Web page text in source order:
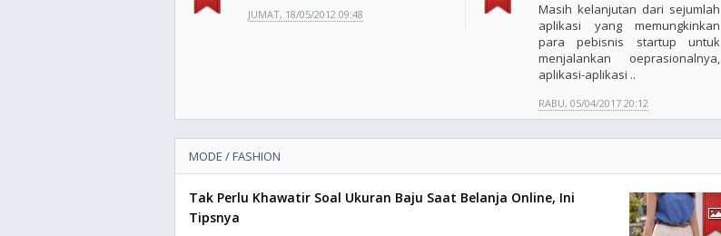
JUMAT, 18/05/2012 09:48
Masih kelanjutan dari sejumlah
aplikasi yang memungkinkan
para pebisnis startup untuk
menjalankan oeprasionalnya,
aplikasi-aplikasi ..
RABU, 05/04/2017 20:12
MODE / FASHION
Tak Perlu Khawatir Soal Ukuran Baju Saat Belanja Online, Ini
Tipsnya